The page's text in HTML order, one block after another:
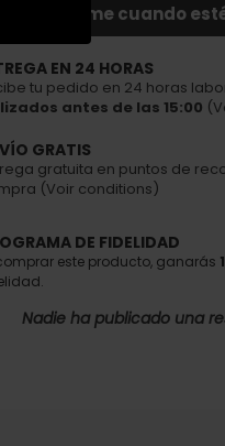
Notificarme cuando
EN 24 HORAS
tu pedido en 24 horas
antes de las 15:00
GRATIS
gratuita en puntos de
(Voir conditions)
DE FIDELIDAD
este producto, ganarás
Nadie ha publicado una